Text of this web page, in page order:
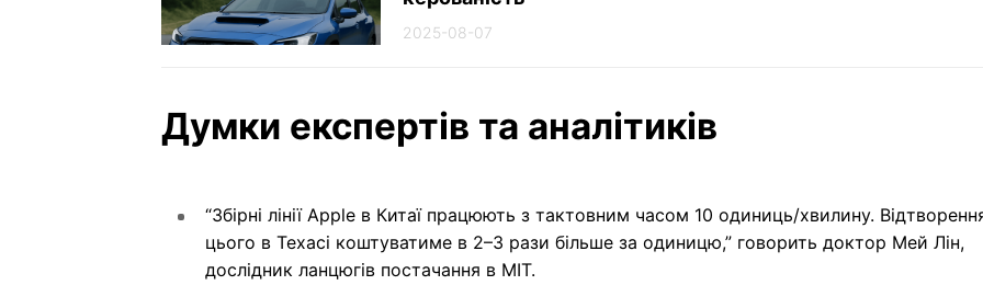
2025-08-07
Думки експертів та аналітиків
“Збірні лінії Apple в Китаї працюють з тактовним часом 10 одиниць/хвилину.
цього в Техасі коштуватиме в 2–3 рази більше за одиницю,” говорить доктор Мей Лін,
дослідник ланцюгів постачання в MIT.